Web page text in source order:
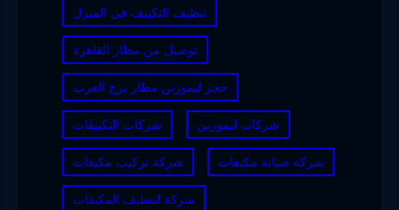
تنظيف التكييف في المنزل
توصيل من مطار القاهرة
حجز ليموزين مطار برج العرب
شركات التكييفات شركات ليموزين
شركة تركيب مكيفات شركة صيانة مكيفات
شركة لتنظيف المكيفات